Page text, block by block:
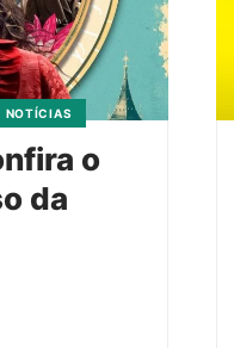
NOTÍCIAS
o
da